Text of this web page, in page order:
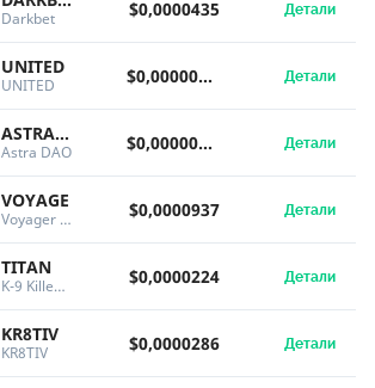
Darkbet $0,0000435 Детали
UNITED
UNITED $0,00000689 Детали
ASTRADAO
Astra DAO $0,00000000057 Детали
VOYAGE
Voyager AI $0,0000937 Детали
TITAN
K-9 Killed in Shootout $0,0000224 Детали
KR8TIV
KR8TIV $0,0000286 Детали